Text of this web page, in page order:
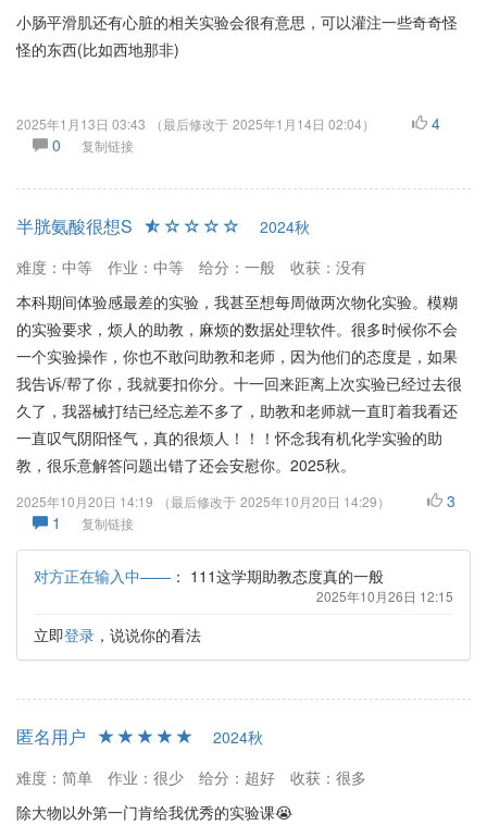
小肠平滑肌还有心脏的相关实验会很有意思，可以灌注一些奇奇怪
怪的东西(比如西地那非)
2025年1月13日 03:43 （最后修改于 2025年1月14日 02:04）
4
0
复制链接
半胱氨酸很想S
2024秋
难度：中等
作业：中等 给分：一般
收获：没有
本科期间体验感最差的实验，我甚至想每周做两次物化实验。模糊
的实验要求，烦人的助教，麻烦的数据处理软件。很多时候你不会
一个实验操作，你也不敢问助教和老师，因为他们的态度是，如果
我告诉/帮了你，我就要扣你分。十一回来距离上次实验已经过去很
久了，我器械打结已经忘差不多了，助教和老师就一直盯着我看还
一直叹气阴阳怪气，真的很烦人！！！怀念我有机化学实验的助
教，很乐意解答问题出错了还会安慰你。2025秋。
2025年10月20日 14:19 （最后修改于 2025年10月20日 14:29）
3
1
复制链接
对方正在输入中—— ： 111这学期助教态度真的一般
2025年10月26日 12:15
立即登录 ，说说你的看法
匿名用户
2024秋
难度：简单
作业：很少 给分：超好
收获：很多
除大物以外第一门肯给我优秀的实验课😭